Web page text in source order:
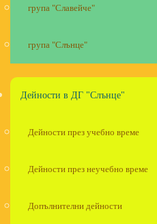
група "Славейче"
група "Слънце"
Дейности в ДГ "Слънце"
Дейности през учебно време
Дейности през неучебно време
Допълнителни дейности